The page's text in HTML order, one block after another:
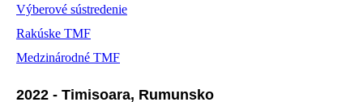
Výberové sústredenie
Rakúske TMF
Medzinárodné TMF
2022 - Timisoara, Rumunsko